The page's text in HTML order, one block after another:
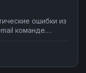
ошибки из
команде.
для
через Nodul.